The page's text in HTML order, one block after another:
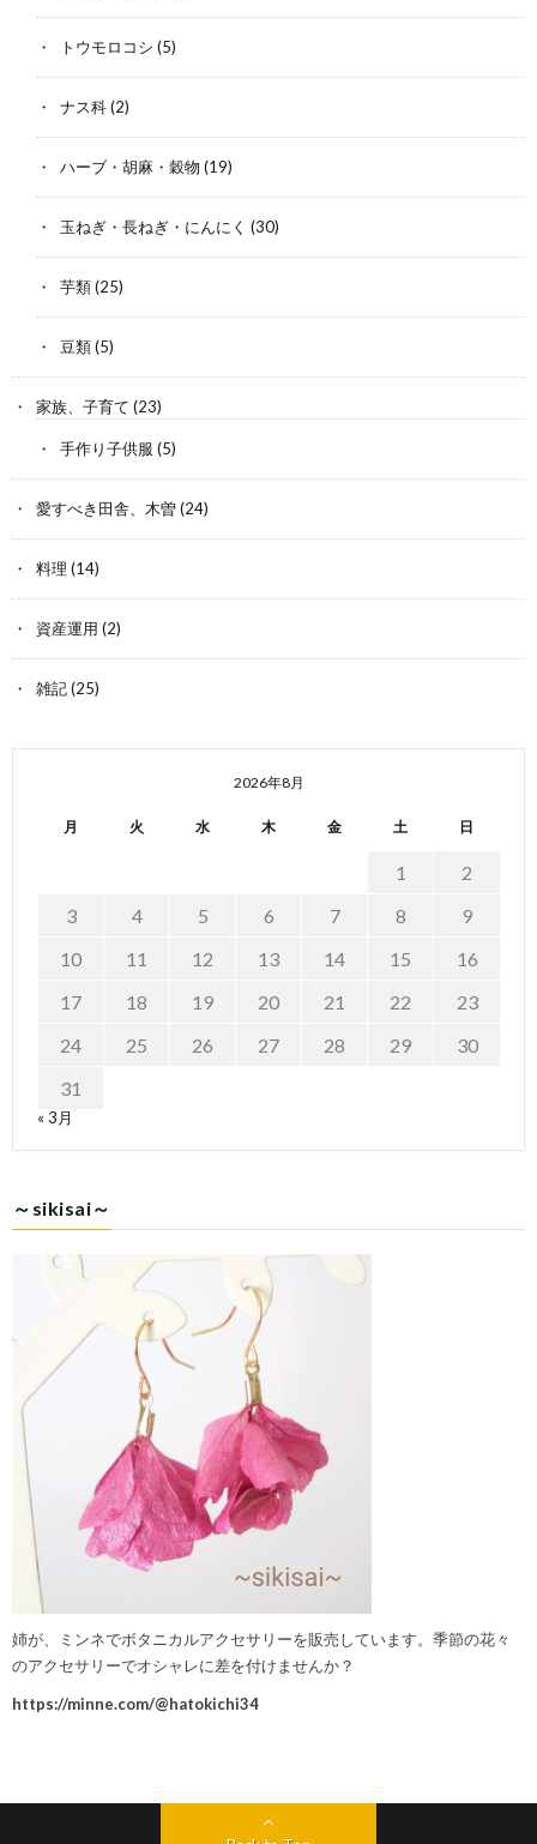
トウモロコシ (5)
ナス科(2)
ハーブ・胡麻・穀物 (19)
玉ねぎ・長ねぎ・にんにく (30)
芋類(25)
豆類(5)
家族、子育て (23)
手作り子供服 (5)
愛すべき田舎、木曽(24)
料理 (14)
資産運用 (2)
雑記(25)
2026年8月
月 火 水 木 金 土 日
1
2
3
4 5 6 7 8
9
10
11 12 13 14 15
16
17
18 19 20 21 22
23
24
25 26 27 28 29
30
31
« 3月
～sikisai～
姉が、ミンネでボタニカルアクセサリーを販売しています。季節の花々
のアクセサリーでオシャレに差を付けませんか？
https://minne.com/@hatokichi34